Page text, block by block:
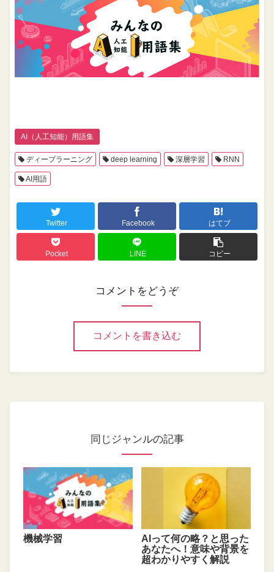
AI（人工知能）用語集
ディープラーニング deep learning 深層学習 RNN
AI用語
Twitter Facebook はてブ
Pocket LINE コピー
コメントをどうぞ
コメントを書き込む
同じジャンルの記事
機械学習
AIって何の略？と思った
あなたへ！意味や背景を
超わかりやすく解説